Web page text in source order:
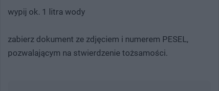
wypij ok. 1 litra wody
zabierz dokument ze zdjęciem i numerem PESEL,
pozwalającym na stwierdzenie tożsamości.